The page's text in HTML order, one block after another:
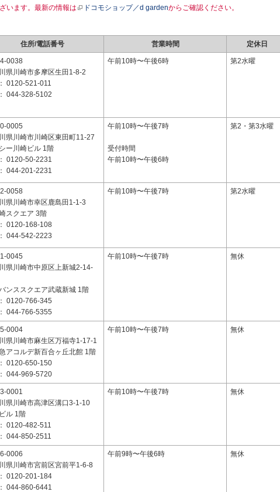
います。最新の情報は ドコモショップ／d gardenからご確認ください。
住所/電話番号 営業時間 定休日
0038
県川崎市多摩区生田1-8-2
0120-521-011
044-328-5102
午前10時〜午後6時 第2水曜
0005
県川崎市川崎区東田町11-27
ー川崎ビル 1階
0120-50-2231
044-201-2231
午前10時〜午後7時
受付時間
午前10時〜午後6時
第2・第3水曜
0058
県川崎市幸区鹿島田1-1-3
スクエア 3階
0120-168-108
044-542-2223
午前10時〜午後7時 第2水曜
0045
県川崎市中原区上新城2-14-
ンススクエア武蔵新城 1階
0120-766-345
044-766-5355
午前10時〜午後7時 無休
0004
県川崎市麻生区万福寺1-17-1
アコルデ新百合ヶ丘北館 1階
0120-650-150
044-969-5720
午前10時〜午後7時 無休
0001
県川崎市高津区溝口3-1-10
ル 1階
0120-482-511
044-850-2511
午前10時〜午後7時 無休
0006
県川崎市宮前区宮前平1-6-8
0120-201-184
044-860-6441
午前9時〜午後6時 無休